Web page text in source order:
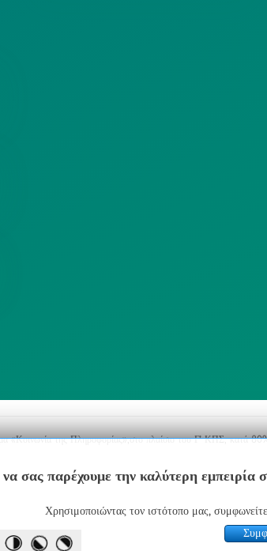
«Κοινωνία της Πληροφορίας»,στο πλαίσιο του Γ’ ΚΠΣ, κατά
σας παρέχουμε την καλύτερη εμπειρία
Χρησιμοποιώντας τον ιστότοπο μας,